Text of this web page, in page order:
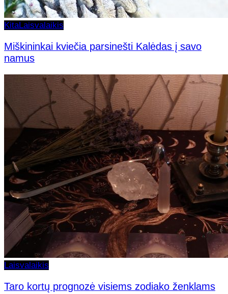
KitaLaisvalaikis
Miškininkai kviečia parsinešti Kalėdas į savo
namus
Laisvalaikis
Taro kortų prognozė visiems zodiako ženklams